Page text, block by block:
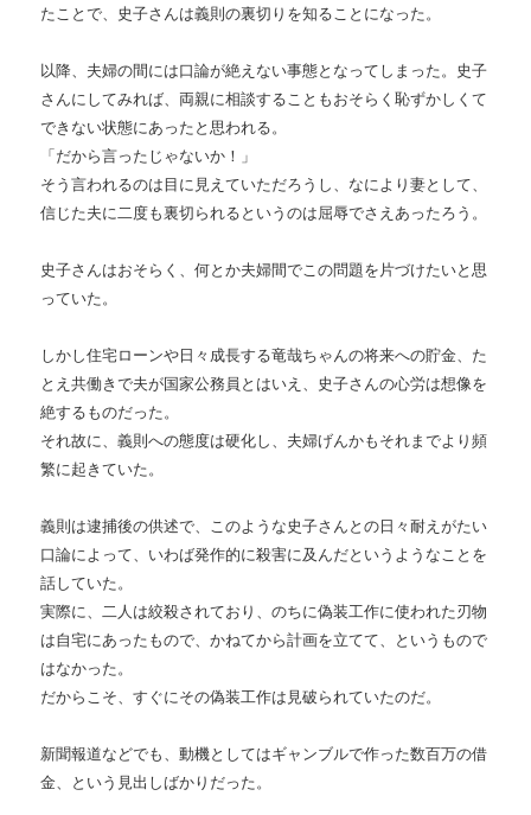
たことで、史子さんは義則の裏切りを知ることになった。
以降、夫婦の間には口論が絶えない事態となってしまった。史子
さんにしてみれば、両親に相談することもおそらく恥ずかしくて
できない状態にあったと思われる。
「だから言ったじゃないか！」
そう言われるのは目に見えていただろうし、なにより妻として、
信じた夫に二度も裏切られるというのは屈辱でさえあったろう。
史子さんはおそらく、何とか夫婦間でこの問題を片づけたいと思
っていた。
しかし住宅ローンや日々成長する竜哉ちゃんの将来への貯金、た
とえ共働きで夫が国家公務員とはいえ、史子さんの心労は想像を
絶するものだった。
それ故に、義則への態度は硬化し、夫婦げんかもそれまでより頻
繁に起きていた。
義則は逮捕後の供述で、このような史子さんとの日々耐えがたい
口論によって、いわば発作的に殺害に及んだというようなことを
話していた。
実際に、二人は絞殺されており、のちに偽装工作に使われた刃物
は自宅にあったもので、かねてから計画を立てて、というもので
はなかった。
だからこそ、すぐにその偽装工作は見破られていたのだ。
新聞報道などでも、動機としてはギャンブルで作った数百万の借
金、という見出しばかりだった。